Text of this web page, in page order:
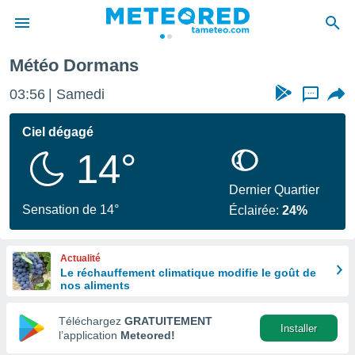
de
en
Météo Dormans
03:56 Samedi ...
Ciel dégagé
14°
Sensation de 14°
Dernier Quartier
Éclairée:24%
Actualité
Le réchauffement climatique modifie le goût de
nos aliments
Téléchargez GRATUITEMENT
l’application Meteored!
Installer